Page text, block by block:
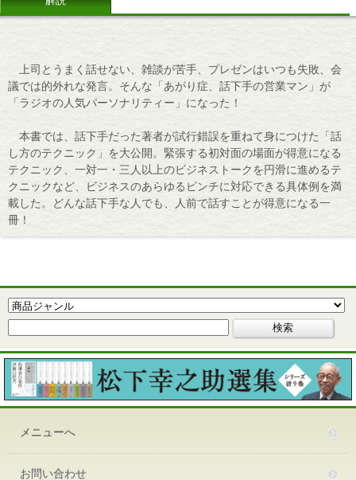
上司とうまく話せない、雑談が苦手、プレゼンはいつも失敗、会
議では的外れな発言。そんな「あがり症、話下手の営業マン」が
「ラジオの人気パーソナリティー」になった！
本書では、話下手だった著者が試行錯誤を重ねて身につけた「話
し方のテクニック」を大公開。緊張する初対面の場面が得意になる
テクニック、一対一・三人以上のビジネストークを円滑に進めるテ
クニックなど、ビジネスのあらゆるピンチに対応できる具体例を満
載した。どんな話下手な人でも、人前で話すことが得意になる一
冊！
メニューへ
お問い合わせ